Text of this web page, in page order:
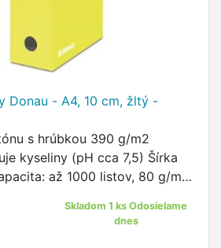
Donau - A4, 10 cm, žltý -
s hrúbkou 390 g/m2
kyseliny (pH cca 7,5) Šírka
až 1000 listov, 80 g/m2
Skladom 1 ks Odosielame
dnes